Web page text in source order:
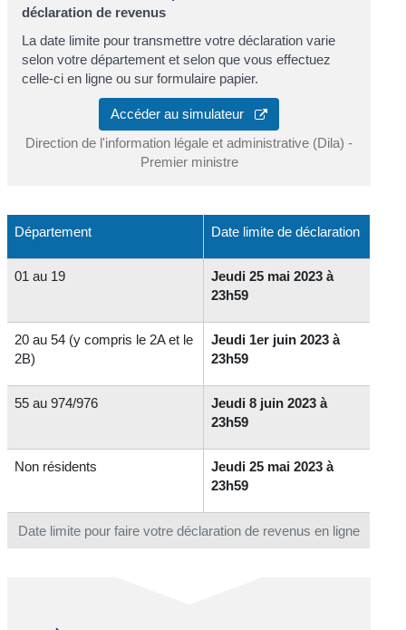
déclaration de revenus
La date limite pour transmettre votre déclaration varie
selon votre département et selon que vous effectuez
celle-ci en ligne ou sur formulaire papier.
Accéder au simulateur
Direction de l'information légale et administrative (Dila) -
Premier ministre
Date limite pour faire votre déclaration de revenus en ligne
Département Date limite de déclaration
01 au 19
Jeudi 25 mai 2023 à
23h59
20 au 54 (y compris le 2A et le
2B)
Jeudi 1er juin 2023 à
23h59
55 au 974/976
Jeudi 8 juin 2023 à
23h59
Non résidents
Jeudi 25 mai 2023 à
23h59